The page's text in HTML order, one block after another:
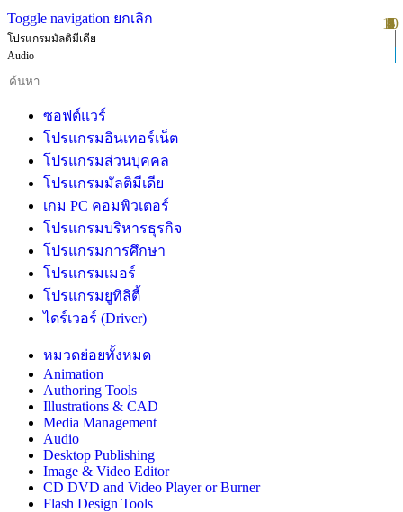
Toggle navigation ยกเลิก
โปรแกรมมัลติมีเดีย
Audio
ซอฟต์แวร์
โปรแกรมอินเทอร์เน็ต
โปรแกรมส่วนบุคคล
โปรแกรมมัลติมีเดีย
เกม PC คอมพิวเตอร์
โปรแกรมบริหารธุรกิจ
โปรแกรมการศึกษา
โปรแกรมเมอร์
โปรแกรมยูทิลิตี้
ไดร์เวอร์ (Driver)
หมวดย่อยทั้งหมด
Animation
Authoring Tools
Illustrations & CAD
Media Management
Audio
Desktop Publishing
Image & Video Editor
CD DVD and Video Player or Burner
Flash Design Tools
1
2
3
4
5
6
7
8
9
10